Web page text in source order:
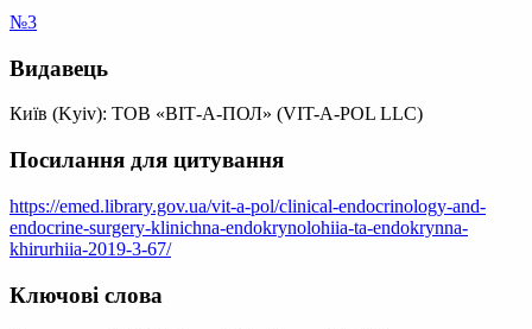
№3
Видавець
Київ (Kyiv): ТОВ «ВІТ-А-ПОЛ» (VIT-A-POL LLC)
Посилання для цитування
https://emed.library.gov.ua/vit-a-pol/clinical-endocrinology-and-
endocrine-surgery-klinichna-endokrynolohiia-ta-endokrynna-
khirurhiia-2019-3-67/
Ключові слова